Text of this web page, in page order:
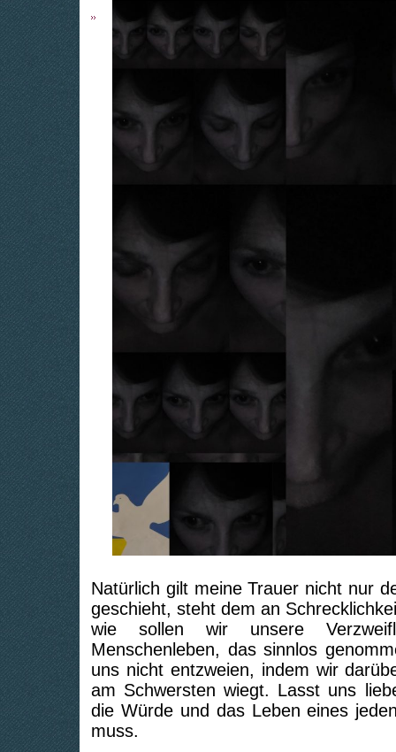
Natürlich gilt meine Trauer nicht nur
geschieht, steht dem an
wie sollen wir unsere
Menschenleben, das sinnlos
uns nicht entzweien, indem wir
am Schwersten wiegt. Lasst uns
die Würde und das Leben eines
muss.